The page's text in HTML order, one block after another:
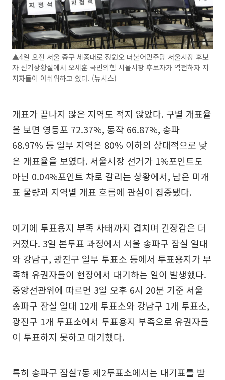
▲4일 오전 서울 중구 세종대로 정원오 더불어민주당 서울시장 후보
자 선거상황실에서 오세훈 국민의힘 서울시장 후보자가 역전하자 지
지자들이 아쉬워하고 있다. (뉴시스)
개표가 끝나지 않은 지역도 적지 않았다. 구별 개표율
을 보면 영등포 72.37%, 동작 66.87%, 송파
68.97% 등 일부 지역은 80% 이하의 상대적으로 낮
은 개표율을 보였다. 서울시장 선거가 1%포인트도
아닌 0.04%포인트 차로 갈리는 상황에서, 남은 미개
표 물량과 지역별 개표 흐름에 관심이 집중됐다.
여기에 투표용지 부족 사태까지 겹치며 긴장감은 더
커졌다. 3일 본투표 과정에서 서울 송파구 잠실 일대
와 강남구, 광진구 일부 투표소 등에서 투표용지가 부
족해 유권자들이 현장에서 대기하는 일이 발생했다.
중앙선관위에 따르면 3일 오후 6시 20분 기준 서울
송파구 잠실 일대 12개 투표소와 강남구 1개 투표소,
광진구 1개 투표소에서 투표용지 부족으로 유권자들
이 투표하지 못하고 대기했다.
특히 송파구 잠실7동 제2투표소에서는 대기표를 받